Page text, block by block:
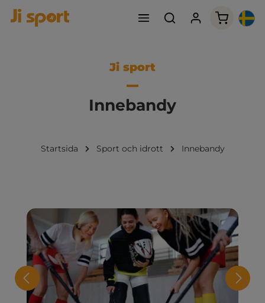
Ji sport
Innebandy
Startsida Sport och idrott Innebandy